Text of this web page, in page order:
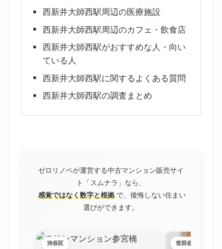
西新井大師西駅周辺の医療施設
西新井大師西駅周辺のカフェ・飲食店
西新井大師西駅がおすすめな人・向い
ている人
西新井大師西駅に関するよくある質問
西新井大師西駅の調査まとめ
ゼロリノベが運営する中古マンション販売サイ
ト「スムナラ」なら、
感覚ではなく数字と根拠 で、後悔しない住まい
選びができます。
渋谷区 世田谷区